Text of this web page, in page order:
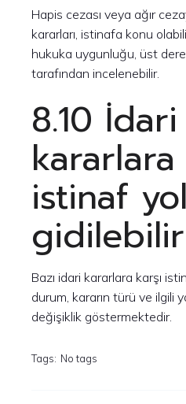
Hapis cezası veya ağır
kararları, istinafa konu
hukuka uygunluğu, üst
tarafından incelenebilir.
8.10 İdari
kararlara
istinaf
Bazı idari kararlara karşı
durum, kararın türü ve ilgili
değişiklik göstermektedir.
Tags: No tags